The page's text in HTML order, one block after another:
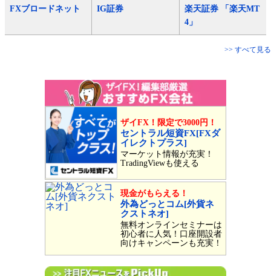
FXブロードネット IG証券
楽天証券 「楽天MT
4」
>> すべて見る
ザイFX！限定で3000円！
セントラル短資FX[FXダ
イレクトプラス]
マーケット情報が充実！
TradingViewも使える
現金がもらえる！
外為どっとコム[外貨ネ
クストネオ]
無料オンラインセミナーは
初心者に人気！口座開設者
向けキャンペーンも充実！